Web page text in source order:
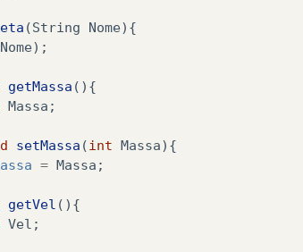
(String Nome){
Nome);
getMassa (){
Massa ;
setMassa (int Massa){
= Massa ;
getVel (){
Vel ;